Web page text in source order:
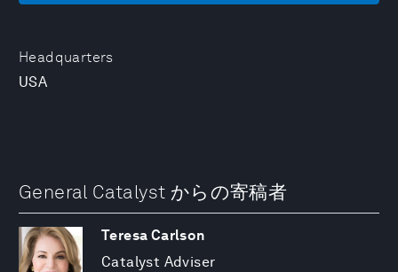
Headquarters
USA
General Catalyst からの寄稿者
Teresa Carlson
Catalyst Adviser